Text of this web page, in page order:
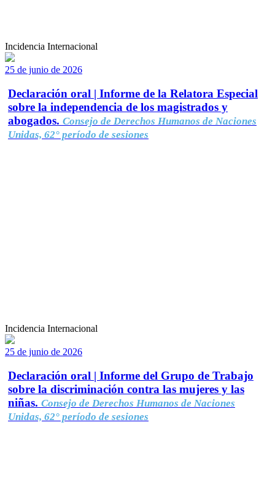
Incidencia Internacional
25 de junio de 2026
Declaración oral | Informe de la Relatora Especial
sobre la independencia de los magistrados y
abogados. Consejo de Derechos Humanos de Naciones
Unidas, 62° período de sesiones
Incidencia Internacional
25 de junio de 2026
Declaración oral | Informe del Grupo de Trabajo
sobre la discriminación contra las mujeres y las
niñas. Consejo de Derechos Humanos de Naciones
Unidas, 62° período de sesiones